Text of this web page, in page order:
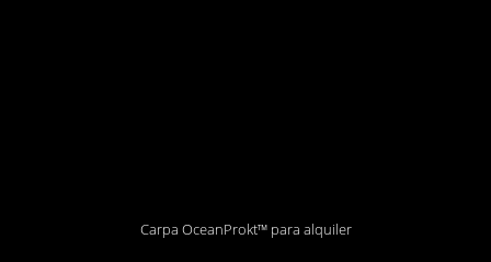
Carpa OceanProkt™ para alquiler